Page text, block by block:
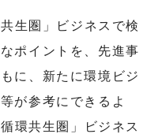
生圏」ビジネスで検
ポイントを、先進事
に、新たに環境ビジ
が参考にできるよ
環共生圏」ビジネス